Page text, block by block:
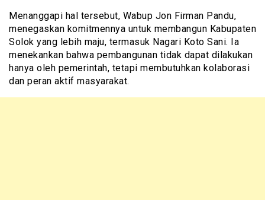
Menanggapi hal tersebut, Wabup Jon Firman Pandu,
menegaskan komitmennya untuk membangun Kabupaten
Solok yang lebih maju, termasuk Nagari Koto Sani. Ia
menekankan bahwa pembangunan tidak dapat dilakukan
hanya oleh pemerintah, tetapi membutuhkan kolaborasi
dan peran aktif masyarakat.